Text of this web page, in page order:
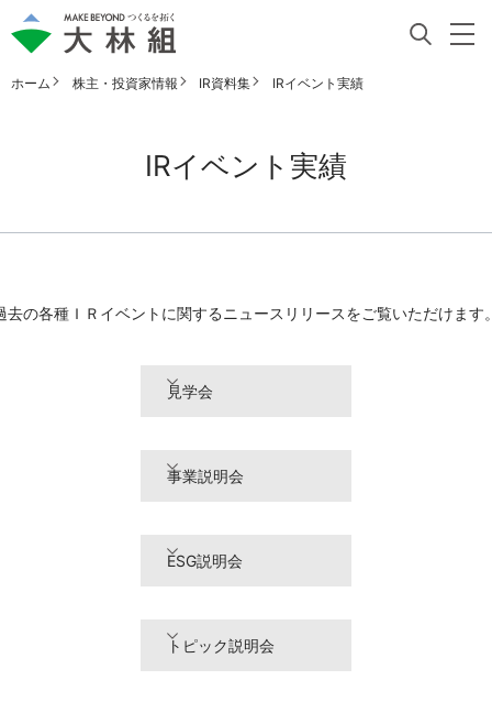
ホーム 株主・投資家情報 IR資料集 IRイベント実績
IRイベント実績
去の各種ＩＲイベントに関するニュースリリースをご覧いただけます
見学会
事業説明会
ESG説明会
トピック説明会